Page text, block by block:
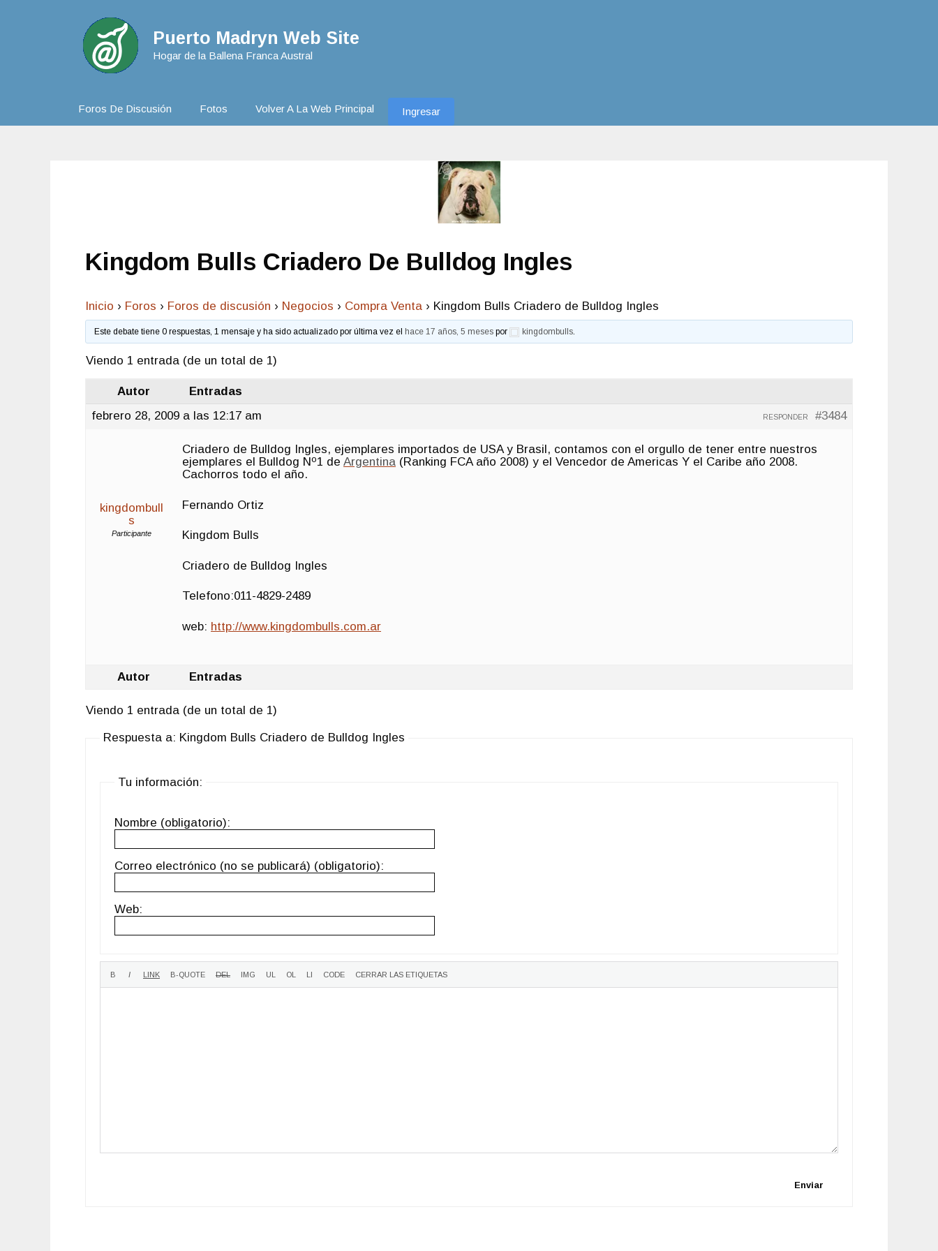
Puerto Madryn Web Site
Hogar de la Ballena Franca Austral
Foros De Discusión Fotos Volver A La Web Principal Ingresar
Kingdom Bulls Criadero De Bulldog Ingles
Inicio › Foros › Foros de discusión › Negocios › Compra Venta › Kingdom Bulls Criadero de Bulldog Ingles
Este debate tiene 0 respuestas, 1 mensaje y ha sido actualizado por última vez el hace 17 años, 5 meses por kingdombulls.
Viendo 1 entrada (de un total de 1)
Autor
Entradas
febrero 28, 2009 a las 12:17 am
#3484
RESPONDER
kingdombull
s
Participante
Criadero de Bulldog Ingles, ejemplares importados de USA y Brasil, contamos con el orgullo de tener entre nuestros
ejemplares el Bulldog Nº1 de Argentina (Ranking FCA año 2008) y el Vencedor de Americas Y el Caribe año 2008.
Cachorros todo el año.
Fernando Ortiz
Kingdom Bulls
Criadero de Bulldog Ingles
Telefono:011-4829-2489
web: http://www.kingdombulls.com.ar
Autor Entradas
Viendo 1 entrada (de un total de 1)
Respuesta a: Kingdom Bulls Criadero de Bulldog Ingles
Tu información:
Nombre (obligatorio):
Correo electrónico (no se publicará) (obligatorio):
Web:
Enviar